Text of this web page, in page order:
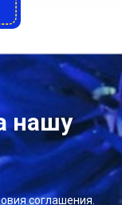
нашу
соглашения.